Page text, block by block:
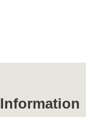
Information